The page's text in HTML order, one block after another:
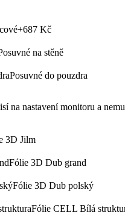
+687 Kč
na stěně
Posuvné do pouzdra
na nastavení monitoru a
3D Jilm
Fólie 3D Dub grand
Fólie 3D Dub polský
Fólie CELL Bílá